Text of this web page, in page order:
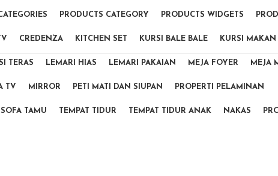
PRODUCTS CATEGORY PRODUCTS WIDGETS
CREDENZA KITCHEN SET KURSI BALE BALE KURSI MAKAN
TERAS LEMARI HIAS LEMARI PAKAIAN MEJA FOYER MEJA
TV MIRROR PETI MATI DAN SIUPAN PROPERTI PELAMINAN
SOFA TAMU TEMPAT TIDUR TEMPAT TIDUR ANAK NAKAS